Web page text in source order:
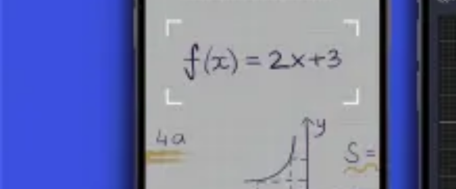
D'abord, calculez le produit des nombres : 18 * 12 = 216.
Ensuite, calculez le PPCM comme le produit des nombres divisé par leur PGCD :
Méthode 2 : Utilisation de la factorisation première
Le Plus Petit Commun Multiple est le produit des puissances les plus élevées de tous les facteurs premiers présents dans
La puissance la plus élevée de 2 est 2² (de 12).
La puissance la plus élevée de 3 est 3² (de 18).